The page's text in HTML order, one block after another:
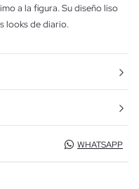
a la figura. Su diseño liso
looks de diario.
WHATSAPP